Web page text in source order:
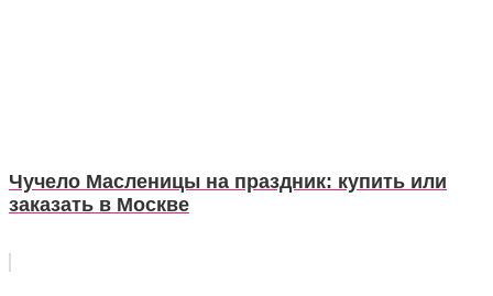
Чучело Масленицы на праздник: купить или
заказать в Москве